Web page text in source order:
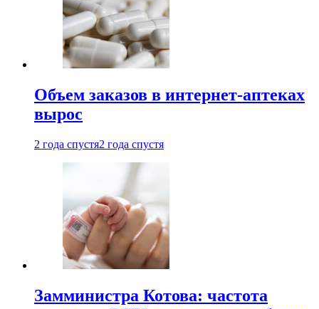
Объем заказов в интернет-аптеках
вырос
2 года спустя2 года спустя
Замминистра Котова: частота